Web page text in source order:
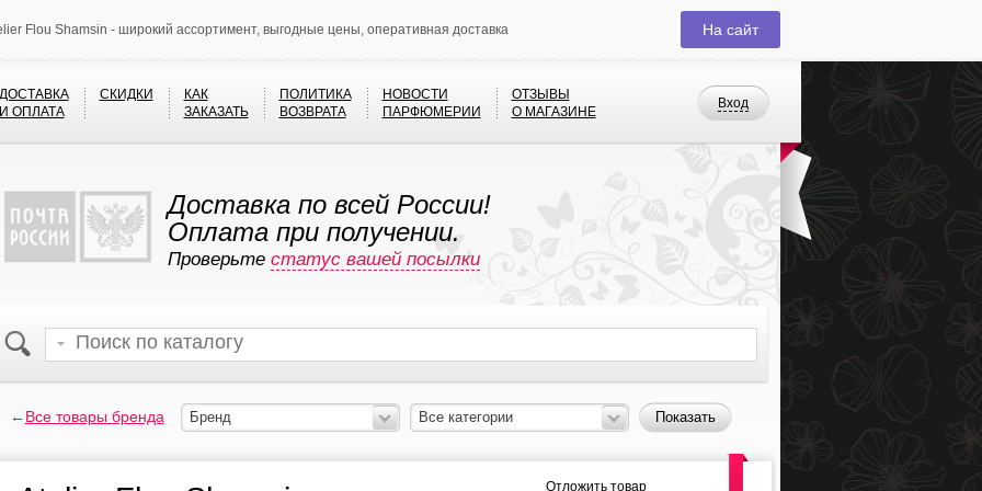
Flou Shamsin - широкий ассортимент, выгодные цены, оперативная доставка На сайт
Вход
ОПЛАТА
СКИДКИ
КАК
ЗАКАЗАТЬ
ПОЛИТИКА
ВОЗВРАТА
НОВОСТИ
ПАРФЮМЕРИИ
ОТЗЫВЫ
О МАГАЗИНЕ
Доставка по всей России!
Оплата при получении.
Проверьте статус вашей посылки
←Все товары бренда Бренд Все категории Показать
Отложить товар